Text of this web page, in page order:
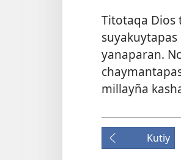
Titotaqa Dios
yanaparan.
millayña
Kutiy